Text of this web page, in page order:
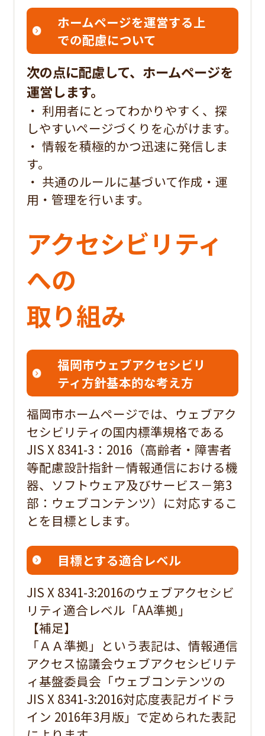
ホームページを運営する上
での配慮について
次の点に配慮して、ホームページを
運営します。
・ 利用者にとってわかりやすく、探
しやすいページづくりを心がけます。
・ 情報を積極的かつ迅速に発信しま
す。
・ 共通のルールに基づいて作成・運
用・管理を行います。
アクセシビリティ
への
取り組み
福岡市ウェブアクセシビリ
ティ方針基本的な考え方
福岡市ホームページでは、ウェブアク
セシビリティの国内標準規格である
JIS X 8341-3：2016（高齢者・障害者
等配慮設計指針－情報通信における機
器、ソフトウェア及びサービス－第3
部：ウェブコンテンツ）に対応するこ
とを目標とします。
目標とする適合レベル
JIS X 8341-3:2016のウェブアクセシビ
リティ適合レベル「AA準拠」
【補足】
「ＡＡ準拠」という表記は、情報通信
アクセス協議会ウェブアクセシビリテ
ィ基盤委員会「ウェブコンテンツの
JIS X 8341-3:2016対応度表記ガイドラ
イン 2016年3月版」で定められた表記